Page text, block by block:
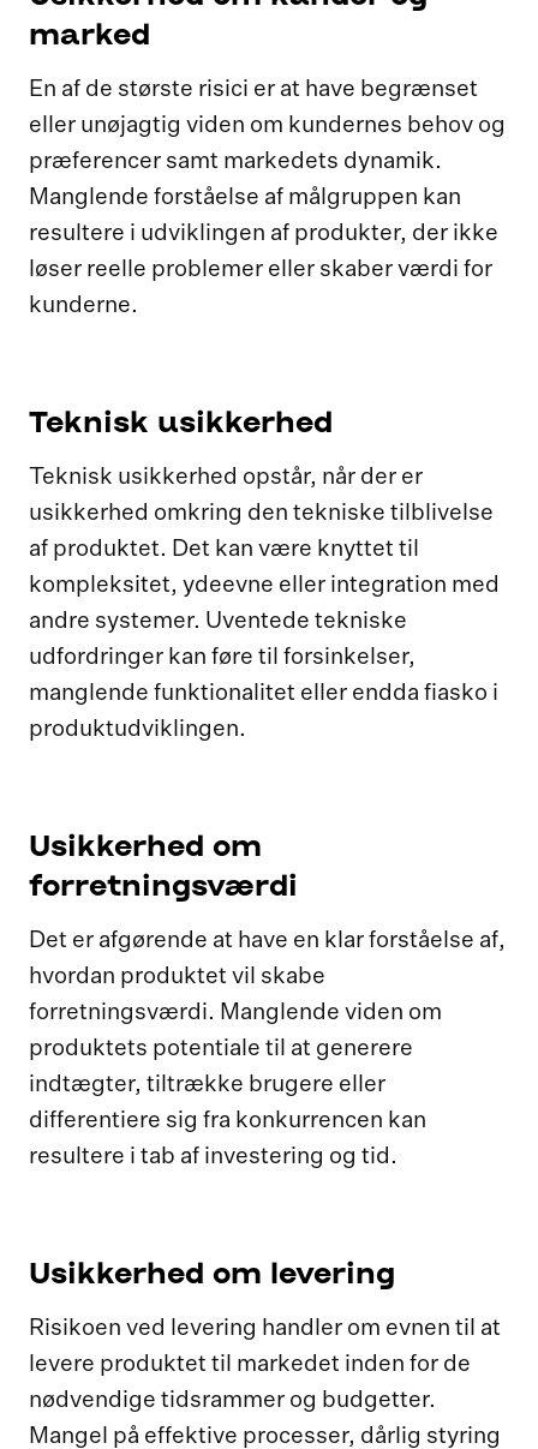
marked
En af de største risici er at have begrænset
eller unøjagtig viden om kundernes behov og
præferencer samt markedets dynamik.
Manglende forståelse af målgruppen kan
resultere i udviklingen af produkter, der ikke
løser reelle problemer eller skaber værdi for
kunderne.
Teknisk usikkerhed
Teknisk usikkerhed opstår, når der er
usikkerhed omkring den tekniske tilblivelse
af produktet. Det kan være knyttet til
kompleksitet, ydeevne eller integration med
andre systemer. Uventede tekniske
udfordringer kan føre til forsinkelser,
manglende funktionalitet eller endda fiasko i
produktudviklingen.
Usikkerhed om
forretningsværdi
Det er afgørende at have en klar forståelse af,
hvordan produktet vil skabe
forretningsværdi. Manglende viden om
produktets potentiale til at generere
indtægter, tiltrække brugere eller
differentiere sig fra konkurrencen kan
resultere i tab af investering og tid.
Usikkerhed om levering
Risikoen ved levering handler om evnen til at
levere produktet til markedet inden for de
nødvendige tidsrammer og budgetter.
Mangel på effektive processer, dårlig styring